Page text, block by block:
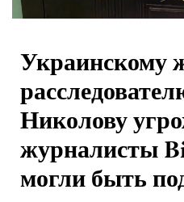
Украинскому
Николову
журналисты
могли быть